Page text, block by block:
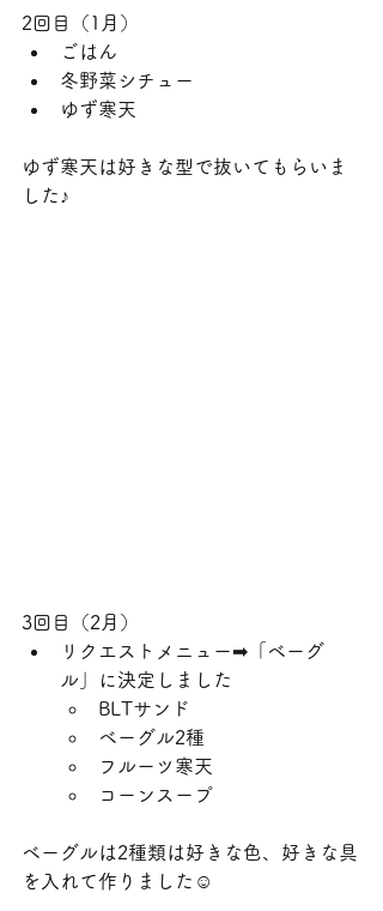
2回目（1月）
ごはん
冬野菜シチュー
ゆず寒天
ゆず寒天は好きな型で抜いてもらいま
した♪
3回目（2月）
リクエストメニュー➡「ベーグ
ル」に決定しました
BLTサンド
ベーグル2種
フルーツ寒天
コーンスープ
ベーグルは2種類は好きな色、好きな具
を入れて作りました☺